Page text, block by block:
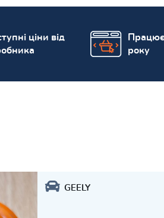
ціни від
року
GEELY